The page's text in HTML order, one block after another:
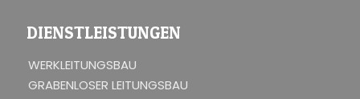
DIENSTLEISTUNGEN
WERKLEITUNGSBAU
GRABENLOSER LEITUNGSBAU